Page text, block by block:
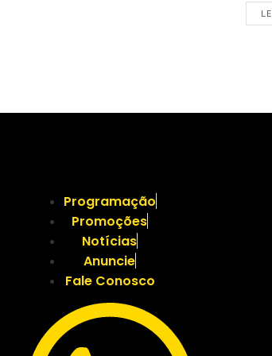
Programação
Promoções
Notícias
Anuncie
Fale Conosco